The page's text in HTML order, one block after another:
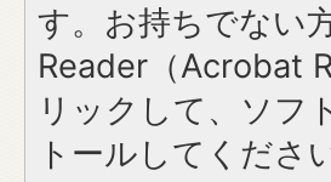
す。お持ちでない
Reader（Acrobat
リックして、ソフ
トールしてくださ